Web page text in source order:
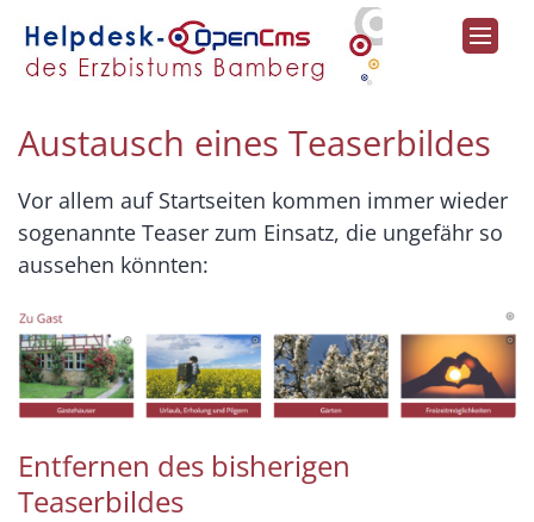
Zum Inhalt springen
Austausch eines Teaserbildes
Vor allem auf Startseiten kommen immer wieder
sogenannte Teaser zum Einsatz, die ungefähr so
aussehen könnten:
Entfernen des bisherigen
Teaserbildes